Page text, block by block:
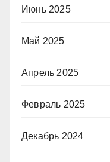
Июнь 2025
Май 2025
Апрель 2025
Февраль 2025
Декабрь 2024